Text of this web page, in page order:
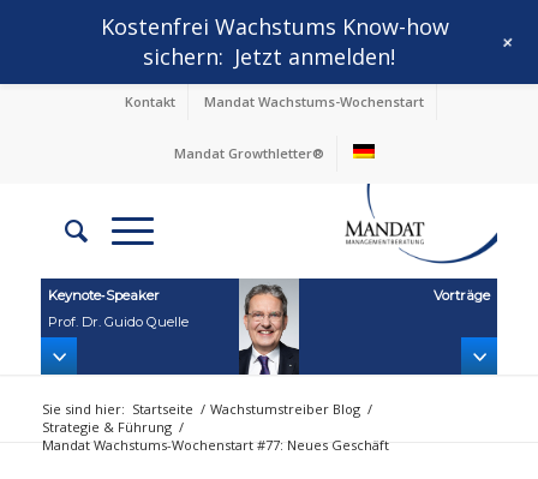
Kontakt Mandat Wachstums-Wochenstart
Mandat Growthletter®
Keynote‑Speaker
Prof. Dr. Guido Quelle
Vorträge
Sie sind hier: Startseite / Wachstumstreiber Blog /
Strategie & Führung /
Mandat Wachstums-Wochenstart #77: Neues Geschäft
Kostenfrei Wachstums Know-how
sichern: Jetzt anmelden! +